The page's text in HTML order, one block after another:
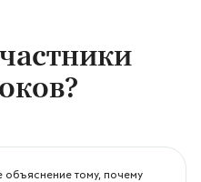
объяснение тому, почему